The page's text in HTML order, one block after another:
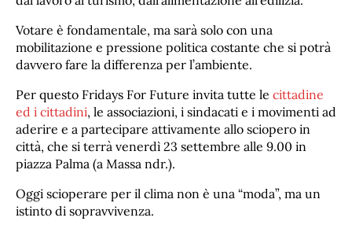
Votare è fondamentale, ma sarà solo con una
mobilitazione e pressione politica costante che si potrà
davvero fare la differenza per l’ambiente.
Per questo Fridays For Future invita tutte le cittadine
ed i cittadini, le associazioni, i sindacati e i movimenti ad
aderire e a partecipare attivamente allo sciopero in
città, che si terrà venerdì 23 settembre alle 9.00 in
piazza Palma (a Massa ndr.).
Oggi scioperare per il clima non è una “moda”, ma un
istinto di sopravvivenza.